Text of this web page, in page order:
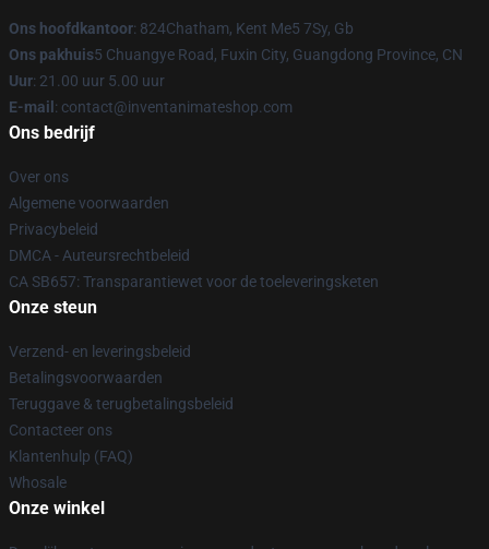
Ons hoofdkantoor: 824Chatham, Kent Me5 7Sy, Gb
Ons pakhuis5 Chuangye Road, Fuxin City, Guangdong Province, CN
Uur: 21.00 uur 5.00 uur
E-mail : contact@inventanimateshop.com
Ons bedrijf
Over ons
Algemene voorwaarden
Privacybeleid
DMCA - Auteursrechtbeleid
CA SB657: Transparantiewet voor de toeleveringsketen
Onze steun
Verzend- en leveringsbeleid
Betalingsvoorwaarden
Teruggave & terugbetalingsbeleid
Contacteer ons
Klantenhulp (FAQ)
Whosale
Onze winkel